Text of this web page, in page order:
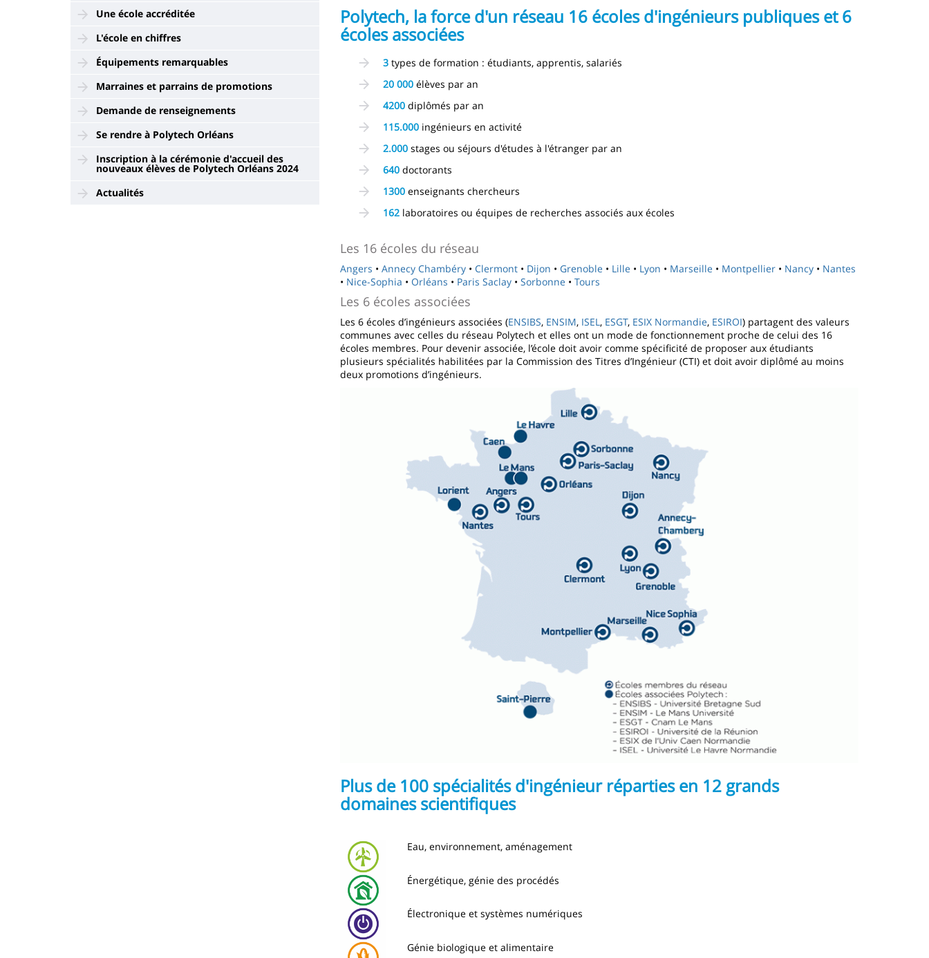
Une école accréditée
L'école en chiffres
Équipements remarquables
Marraines et parrains de promotions
Demande de renseignements
Se rendre à Polytech Orléans
Inscription à la cérémonie d'accueil des
nouveaux élèves de Polytech Orléans 2024
Actualités
la
page
principale
Polytech, la force d'un réseau 16 écoles d'ingénieurs publiques et 6
écoles associées
3types de formation : étudiants, apprentis, salariés
20 000élèves par an
4200diplômés par an
115.000ingénieurs en activité
2.000stages ou séjours d'études à l'étranger par an
640doctorants
1300enseignants chercheurs
162laboratoires ou équipes de recherches associés aux écoles
Les 16 écoles du réseau
Angers • Annecy Chambéry• Clermont • Dijon • Grenoble • Lille • Lyon • Marseille • Montpellier • Nancy • Nantes
• Nice-Sophia • Orléans • Paris Saclay• Sorbonne • Tours
Les 6 écoles associées
Les 6 écoles d’ingénieurs associées (ENSIBS, ENSIM, ISEL , ESGT, ESIX Normandie, ESIROI) partagent des valeurs
communes avec celles du réseau Polytech et elles ont un mode de fonctionnement proche de celui des 16
écoles membres. Pour devenir associée, l’école doit avoir comme spécificité de proposer aux étudiants
plusieurs spécialités habilitées par la Commission des Titres d’Ingénieur (CTI) et doit avoir diplômé au moins
deux promotions d’ingénieurs.
Plus de 100 spécialités d'ingénieur réparties en 12 grands
domaines scientifiques
Image Eau, environnement, aménagement
Image Énergétique, génie des procédés
Image Électronique et systèmes numériques
Image Génie biologique et alimentaire